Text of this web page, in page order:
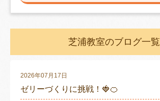
芝浦教室のブログ一覧
2026年07月17日
ゼリーづくりに挑戦！🍓🍊